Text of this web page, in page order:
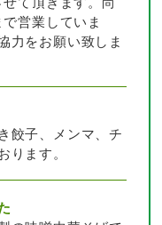
営業していま
力をお願い致しま
餃子、メンマ、チ
ります。